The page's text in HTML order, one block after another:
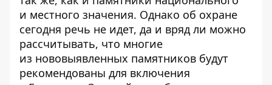
и местного значения. Однако об охране
сегодня речь не идет, да и вряд ли можно
рассчитывать, что многие
из нововыявленных памятников будут
рекомендованы для включения